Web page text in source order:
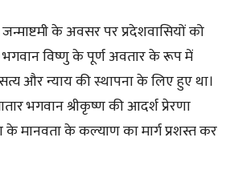
के अवसर पर प्रदेशवासियों को
विष्णु के पूर्ण अवतार के रूप में
और न्याय की स्थापना के लिए हुए था।
भगवान श्रीकृष्ण की आदर्श प्रेरणा
के मानवता के कल्याण का मार्ग प्रशस्त कर